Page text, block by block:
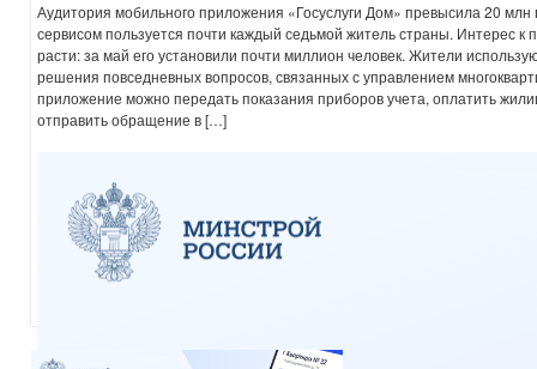
Аудитория мобильного приложения «Госуслуги Дом» превысила 20 млн
сервисом пользуется почти каждый седьмой житель страны. Интерес
расти: за май его установили почти миллион человек. Жители
решения повседневных вопросов, связанных с управлением
приложение можно передать показания приборов учета, оплатить
отправить обращение в […]